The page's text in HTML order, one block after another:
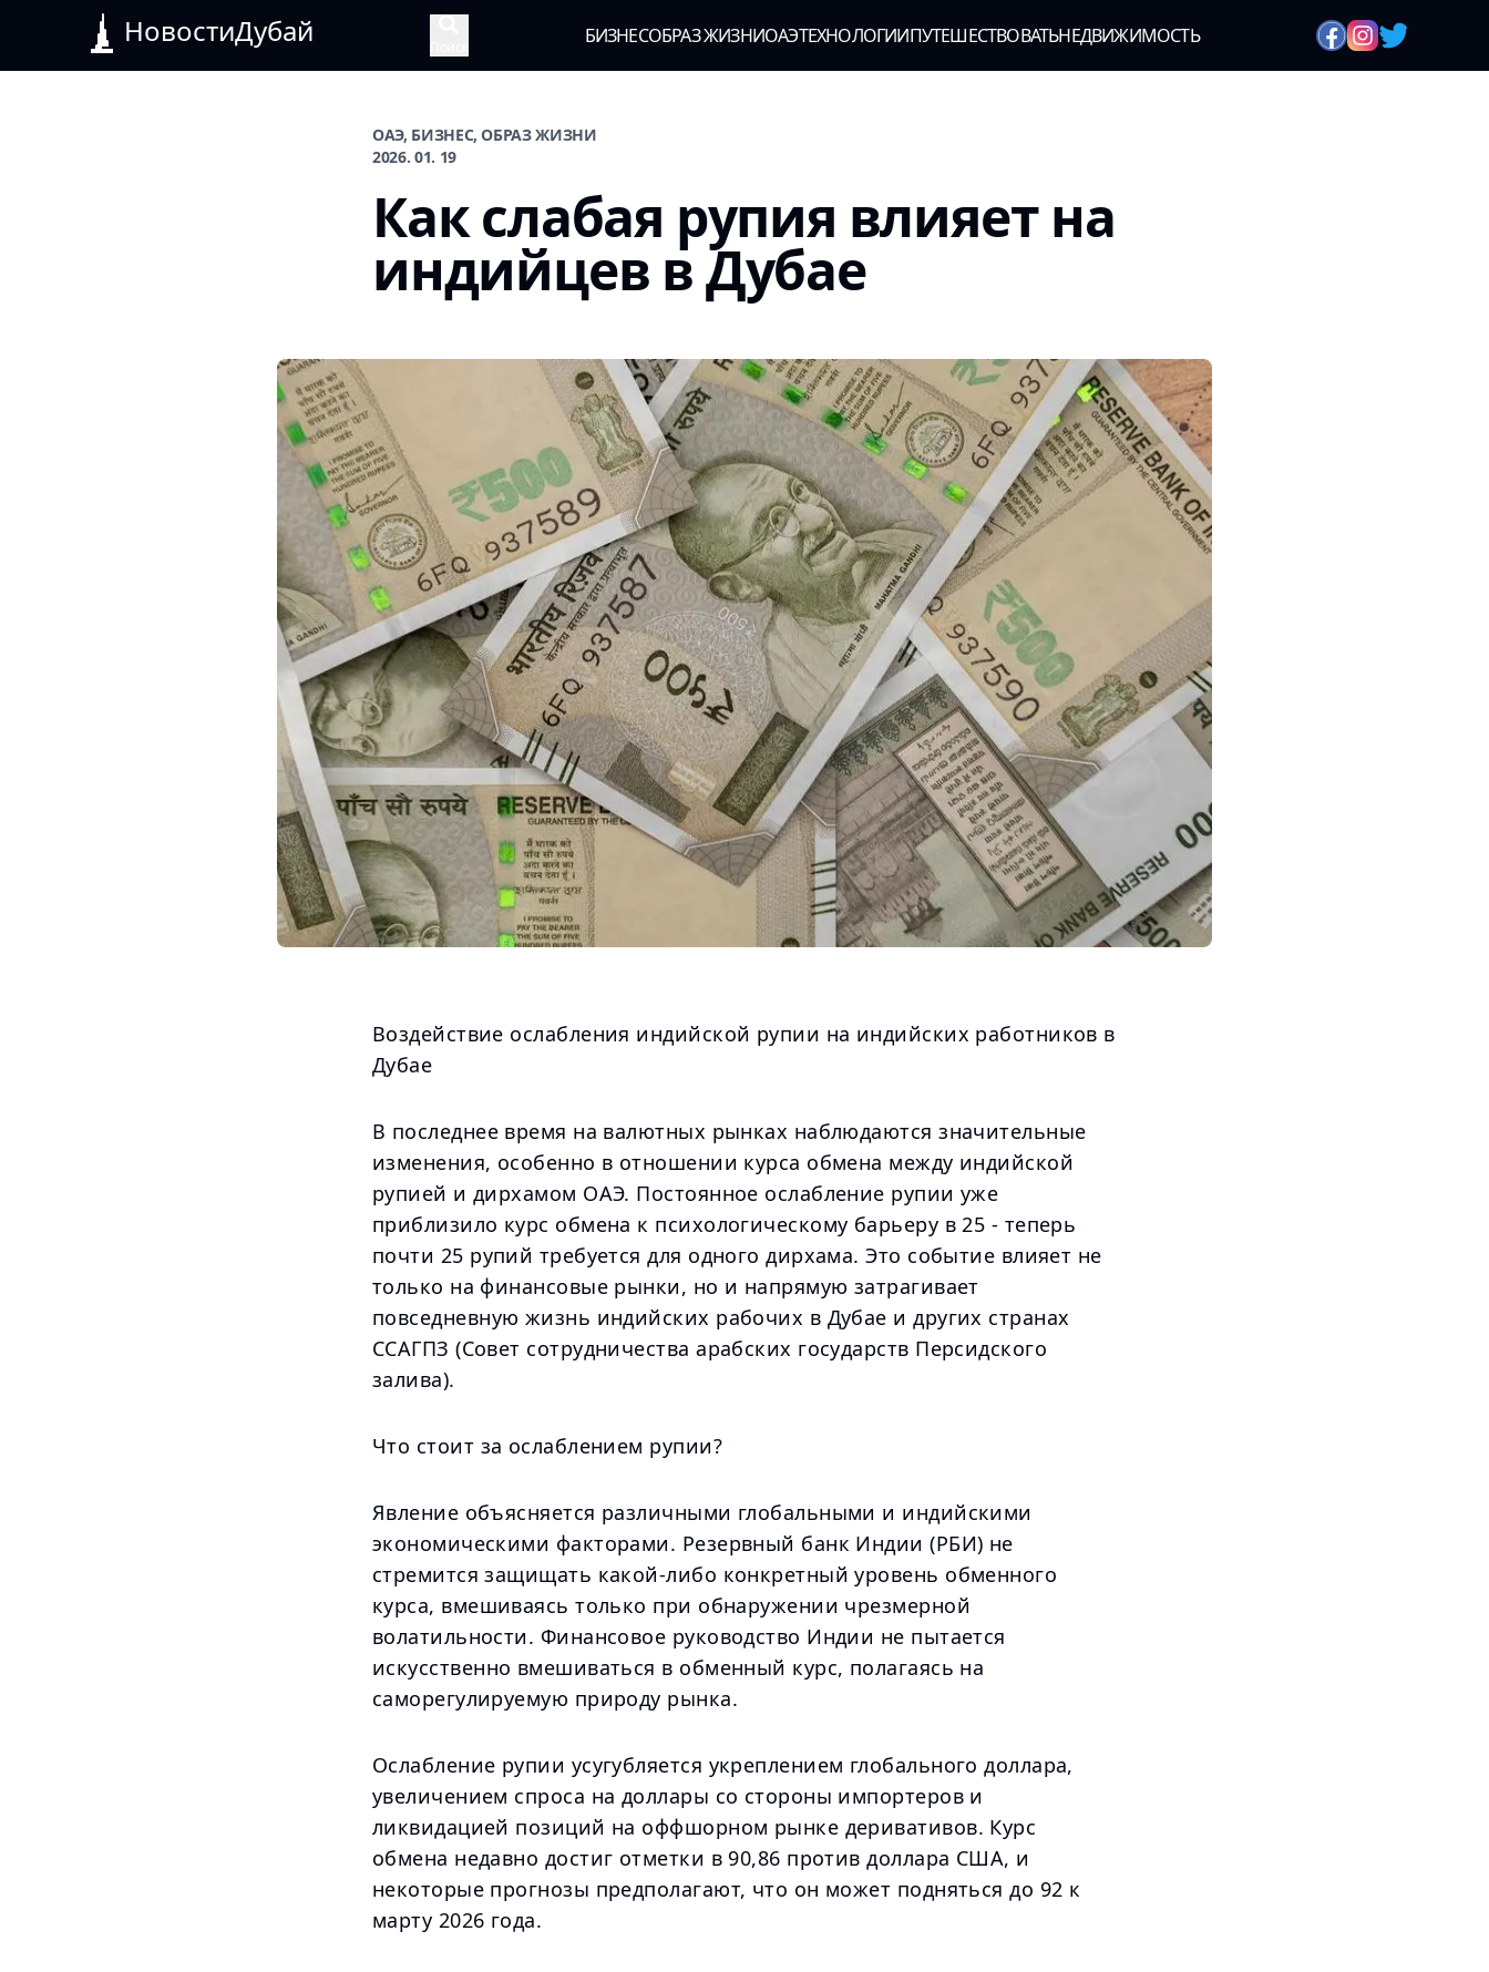
НовостиДубай БИЗНЕСОБРАЗ ЖИЗНИОАЭТЕХНОЛОГИИПУТЕШЕСТВОВАТЬНЕДВИЖИМОСТЬ
ОАЭ, БИЗНЕС, ОБРАЗ ЖИЗНИ
2026. 01. 19
Как слабая рупия влияет на
индийцев в Дубае
Воздействие ослабления индийской рупии на индийских работников в
Дубае
В последнее время на валютных рынках наблюдаются значительные
изменения, особенно в отношении курса обмена между индийской
рупией и дирхамом ОАЭ. Постоянное ослабление рупии уже
приблизило курс обмена к психологическому барьеру в 25 - теперь
почти 25 рупий требуется для одного дирхама. Это событие влияет не
только на финансовые рынки, но и напрямую затрагивает
повседневную жизнь индийских рабочих в Дубае и других странах
ССАГПЗ (Совет сотрудничества арабских государств Персидского
залива).
Что стоит за ослаблением рупии?
Явление объясняется различными глобальными и индийскими
экономическими факторами. Резервный банк Индии (РБИ) не
стремится защищать какой-либо конкретный уровень обменного
курса, вмешиваясь только при обнаружении чрезмерной
волатильности. Финансовое руководство Индии не пытается
искусственно вмешиваться в обменный курс, полагаясь на
саморегулируемую природу рынка.
Ослабление рупии усугубляется укреплением глобального доллара,
увеличением спроса на доллары со стороны импортеров и
ликвидацией позиций на оффшорном рынке деривативов. Курс
обмена недавно достиг отметки в 90,86 против доллара США, и
некоторые прогнозы предполагают, что он может подняться до 92 к
марту 2026 года.